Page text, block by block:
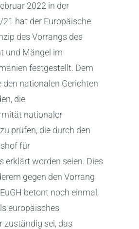
2022 in der
hat der Europäische
des Vorrangs des
und Mängel im
festgestellt. Dem
den nationalen Gerichten
die
nationaler
prüfen, die durch den
für
erklärt worden seien. Dies
gegen den Vorrang
betont noch einmal,
europäisches
zuständig sei, das